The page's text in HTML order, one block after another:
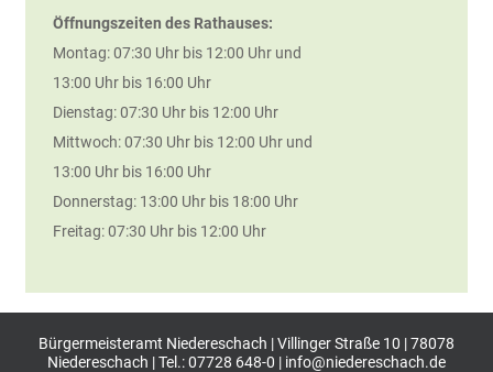
Öffnungszeiten des Rathauses:
Montag: 07:30 Uhr bis 12:00 Uhr und
13:00 Uhr bis 16:00 Uhr
Dienstag: 07:30 Uhr bis 12:00 Uhr
Mittwoch: 07:30 Uhr bis 12:00 Uhr und
13:00 Uhr bis 16:00 Uhr
Donnerstag: 13:00 Uhr bis 18:00 Uhr
Freitag: 07:30 Uhr bis 12:00 Uhr
Bürgermeisteramt Niedereschach | Villinger Straße 10 | 78078
Niedereschach | Tel.: 07728 648-0 | info@niedereschach.de